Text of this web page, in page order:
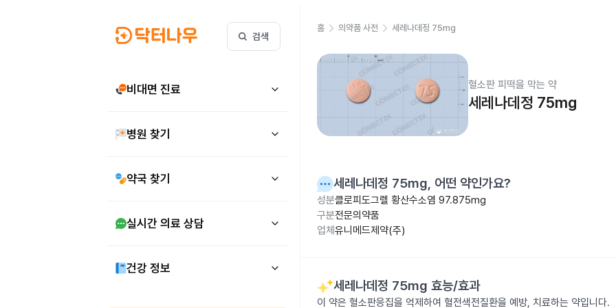
검색
비대면 진료
병원 찾기
약국 찾기
실시간 의료 상담
건강 정보
홈 의약품 사전 세레나데정 75mg
혈소판 피떡을 막는 약
세레나데정 75mg
세레나데정 75mg, 어떤 약인가요?
성분클로피도그렐 황산수소염 97.875mg
구분전문의약품
업체 유니메드제약(주)
세레나데정 75mg 효능/효과
이 약은 혈소판응집을 억제하여 혈전색전질환을 예방, 치료하는 약입니다.